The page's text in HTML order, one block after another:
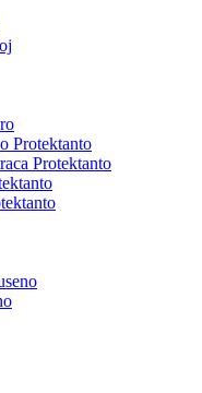
Protektanto
Protektanto